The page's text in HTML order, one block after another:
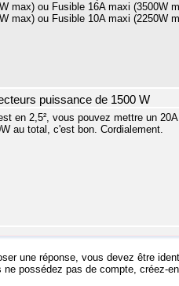
max) ou Fusible 16A maxi (3500W
max) ou Fusible 10A maxi (2250W
puissance de 1500 W
en 2,5², vous pouvez mettre un
au total, c'est bon. Cordialement.
une réponse, vous devez être
ne possédez pas de compte, créez-